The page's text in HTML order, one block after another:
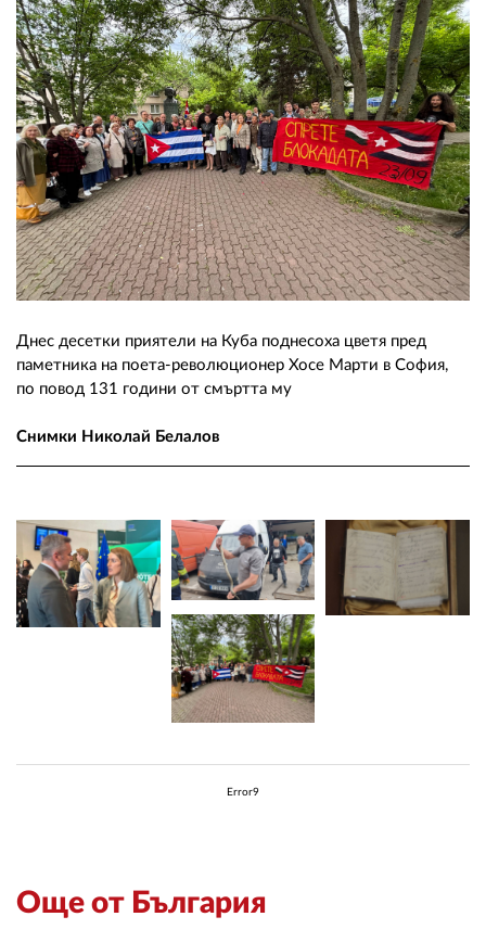
Днес десетки приятели на Куба поднесоха цветя пред
паметника на поета-революционер Хосе Марти в София,
по повод 131 години от смъртта му
Снимки Николай Белалов
Error9
Още от България